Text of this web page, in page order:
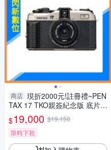
商店 現折2000元!註冊禮~PEN
TAX 17 TKO親簽紀念版 底片相
機 半格機(公司貨)限定款 套裝
組
$19,000 $19,150
限時下殺